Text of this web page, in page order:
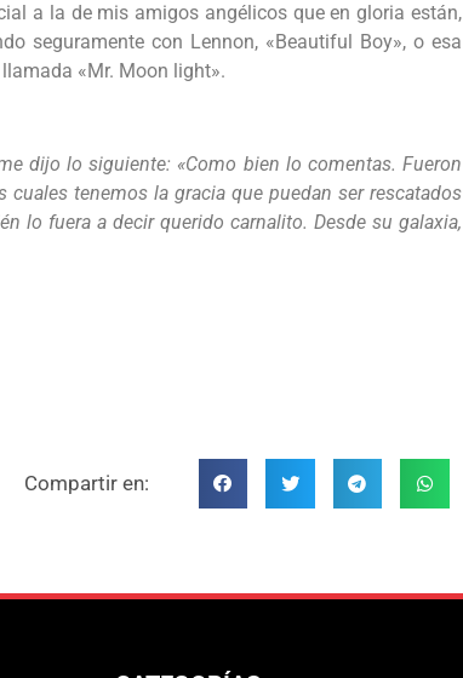
a la de mis amigos angélicos que en gloria están,
seguramente con Lennon, «Beautiful Boy», o esa
«Mr. Moon light».
dijo lo siguiente: «Como bien lo comentas. Fueron
tenemos la gracia que puedan ser rescatados
lo fuera a decir querido carnalito. Desde su galaxia,
Compartir en: